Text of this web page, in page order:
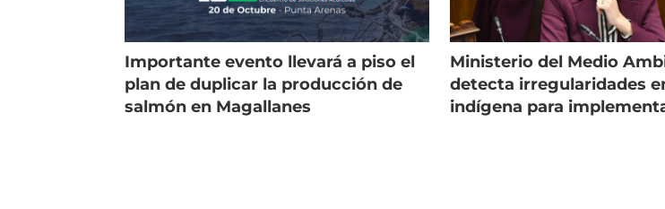
Importante evento llevará a piso el
plan de duplicar la producción de
salmón en Magallanes
Ministerio del Medio
detecta irregularidades
indígena para